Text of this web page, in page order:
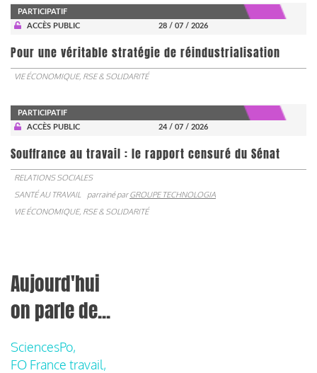
PARTICIPATIF
ACCÈS PUBLIC
28 / 07 / 2026
Pour une véritable stratégie de réindustrialisation
VIE ÉCONOMIQUE, RSE & SOLIDARITÉ
PARTICIPATIF
ACCÈS PUBLIC
24 / 07 / 2026
Souffrance au travail : le rapport censuré du Sénat
RELATIONS SOCIALES
SANTÉ AU TRAVAIL
parrainé parGROUPE TECHNOLOGIA
VIE ÉCONOMIQUE, RSE & SOLIDARITÉ
Aujourd'hui
on parle de...
SciencesPo,
FO France travail,